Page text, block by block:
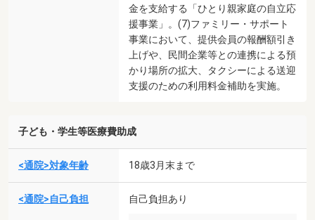
金を支給する「ひとり親家庭の自立応
援事業」。(7)ファミリー・サポート
事業において、提供会員の報酬額引き
上げや、民間企業等との連携による預
かり場所の拡大、タクシーによる送迎
支援のための利用料金補助を実施。
子ども・学生等医療費助成
<通院>対象年齢 18歳3月末まで
<通院>自己負担 自己負担あり